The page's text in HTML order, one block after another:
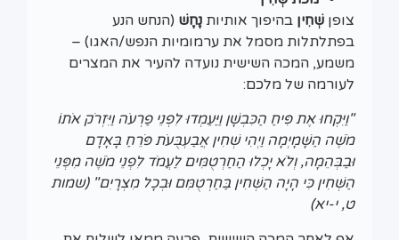
צופן שְׁחִין בהיפוך אותיות נָחָשׁ (הנחש הנע
בפתלתלות מסמל את ערמומיות הנפש/האגו) –
משמע, המכה השישית נועדה להעיר את המצרים
לעורמה של מלכם:
"וַיִּקְחוּ אֶת פִּיחַ הַכִּבְשָׁן וַיַּעַמְדוּ לִפְנֵי פַרְעֹה וַיִּזְרֹק אֹתוֹ
מֹשֶׁה הַשָּׁמָיְמָה וַיְהִישְׁחִין אֲבַעְבֻּעֹת פֹּרֵחַ בָּאָדָם
וּבַבְּהֵמָה, וְלֹא יָכְלוּ הַחַרְטֻמִּים לַעֲמֹד לִפְנֵי מֹשֶׁה מִפְּנֵי
הַשְּׁחִין כִּי הָיָה הַשְּׁחִין בַּחַרְטֻמִּם וּבְכָל מִצְרָיִם" (שמות
ט, י-יא)